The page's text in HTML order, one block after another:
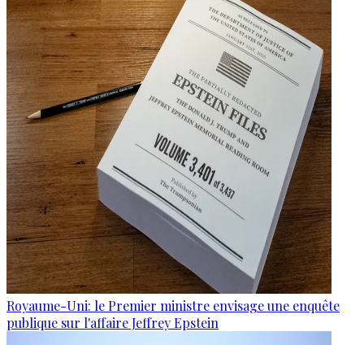
Royaume-Uni: le Premier ministre envisage une enquête
publique sur l'affaire Jeffrey Epstein